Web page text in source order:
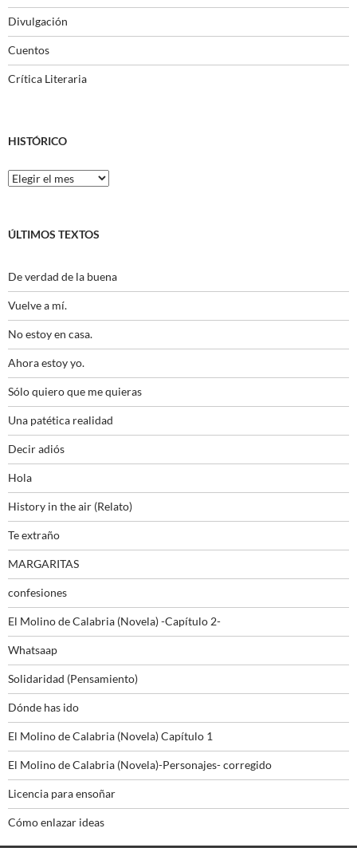
Divulgación
Cuentos
Crítica Literaria
HISTÓRICO
Histórico
ÚLTIMOS TEXTOS
De verdad de la buena
Vuelve a mí.
No estoy en casa.
Ahora estoy yo.
Sólo quiero que me quieras
Una patética realidad
Decir adiós
Hola
History in the air (Relato)
Te extraño
MARGARITAS
confesiones
El Molino de Calabria (Novela) -Capítulo 2-
Whatsaap
Solidaridad (Pensamiento)
Dónde has ido
El Molino de Calabria (Novela) Capítulo 1
El Molino de Calabria (Novela)-Personajes- corregido
Licencia para ensoñar
Cómo enlazar ideas